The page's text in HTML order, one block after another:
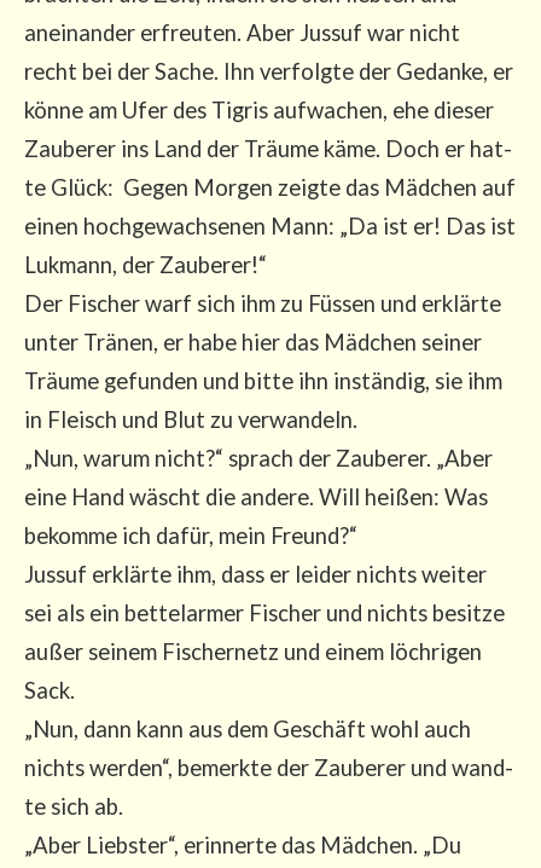
anein­an­der erfreu­ten. Aber Jus­suf war nicht
recht bei der Sache. Ihn ver­folg­te der Gedan­ke, er
kön­ne am Ufer des Tigris auf­wa­chen, ehe die­ser
Zau­be­rer ins Land der Träu­me käme. Doch er hat­
te Glück: Gegen Mor­gen zeig­te das Mäd­chen auf
einen hoch­ge­wach­se­nen Mann: „Da ist er! Das ist
Luk­mann, der Zau­be­rer!“
Der Fischer warf sich ihm zu Füs­sen und erklär­te
unter Trä­nen, er habe hier das Mäd­chen sei­ner
Träu­me gefun­den und bit­te ihn instän­dig, sie ihm
in Fleisch und Blut zu ver­wan­deln.
„Nun, war­um nicht?“ sprach der Zau­be­rer. „Aber
eine Hand wäscht die ande­re. Will hei­ßen: Was
bekom­me ich dafür, mein Freund?“
Jus­suf erklär­te ihm, dass er lei­der nichts wei­ter
sei als ein bet­tel­ar­mer Fischer und nichts besit­ze
außer sei­nem Fischer­netz und einem löch­ri­gen
Sack.
„Nun, dann kann aus dem Geschäft wohl auch
nichts wer­den“, bemerk­te der Zau­be­rer und wand­
te sich ab.
„Aber Liebs­ter“, erin­ner­te das Mäd­chen. „Du